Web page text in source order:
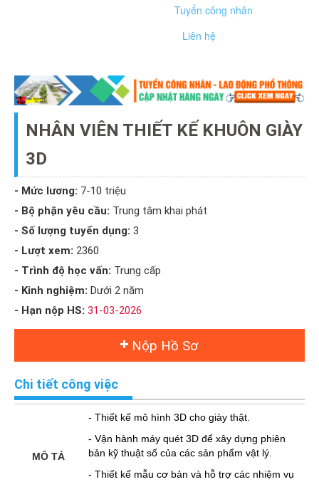
Tuyển công nhân
Liên hệ
NHÂN VIÊN THIẾT KẾ KHUÔN GIÀY
3D
- Mức lương: 7-10 triệu
- Bộ phận yêu cầu: Trung tâm khai phát
- Số lượng tuyển dụng: 3
- Lượt xem: 2360
- Trình độ học vấn: Trung cấp
- Kinh nghiệm: Dưới 2 năm
- Hạn nộp HS: 31-03-2026
Nộp Hồ Sơ
Chi tiết công việc
MÔ TẢ
- Thiết kế mô hình 3D cho giày thật.
- Vận hành máy quét 3D để xây dựng phiên
bản kỹ thuật số của các sản phẩm vật lý.
- Thiết kế mẫu cơ bản và hỗ trợ các nhiệm vụ